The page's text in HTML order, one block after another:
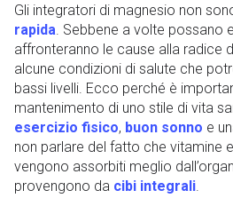
Gli integratori di magnesio non
rapida. Sebbene a volte possano
affronteranno le cause alla radice
alcune condizioni di salute che
bassi livelli. Ecco perché è
mantenimento di uno stile di vita
esercizio fisico, buon sonno e
non parlare del fatto che vitamine
vengono assorbiti meglio
provengono da cibi integrali.